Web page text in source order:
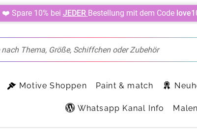
❤️ Spare 10% bei JEDER Bestellung mit dem Code
Motive Shoppen Paint & match
Whatsapp Kanal Info